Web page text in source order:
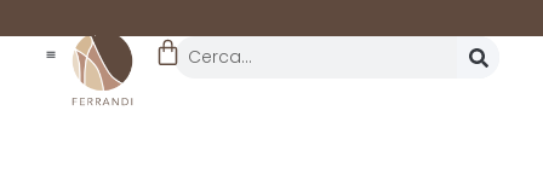
REALTÀ STORICA
DAL 1962